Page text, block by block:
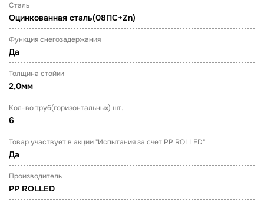
Сталь
Оцинкованная сталь(08ПС+Zn)
Функция снегозадержания
Да
Толщина стойки
2,0мм
Кол-во труб(горизонтальных) шт.
6
Товар участвует в акции "Испытания за счет PP ROLLED"
Да
Производитель
PP ROLLED